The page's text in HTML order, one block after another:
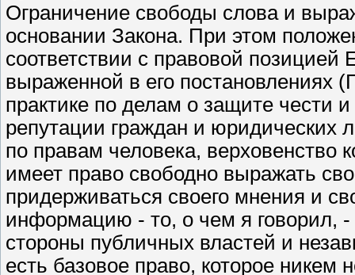
Ограничение свободы слова и
основании Закона. При этом
соответствии с правовой позицией
выраженной в его
практике по делам о защите чести
репутации граждан и
по правам человека, верховенство
имеет право свободно выражать
придерживаться своего мнения и
информацию - то, о чем я говорил, -
стороны публичных властей и
есть базовое право, которое никем